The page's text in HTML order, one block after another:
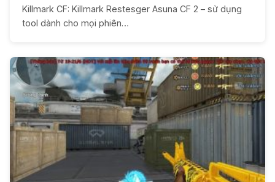
Killmark CF: Killmark Restesger Asuna CF 2 – sử dụng
tool dành cho mọi phiên…